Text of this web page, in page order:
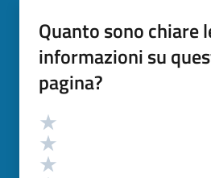
Quanto sono chiare
informazioni su
pagina?
Valutazione